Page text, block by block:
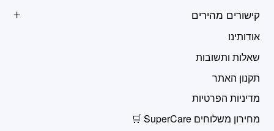
קישורים מהירים
אודותינו
שאלות ותשובות
תקנון האתר
מדיניות הפרטיות
מחירון משלוחים SuperCare 🛒